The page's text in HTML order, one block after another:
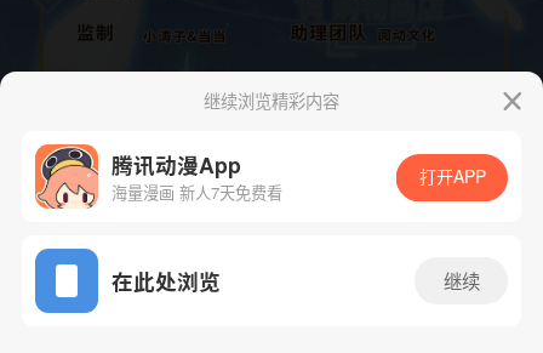
App免费看
下一话
继续浏览精彩内容
腾讯动漫App
海量漫画 新人7天免费看
打开APP
在此处浏览 继续